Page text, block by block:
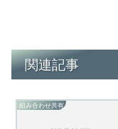
関連記事
組み合わせ共有